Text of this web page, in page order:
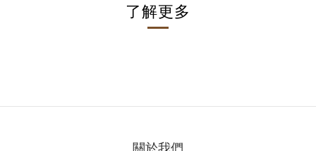
了解更多
關於我們